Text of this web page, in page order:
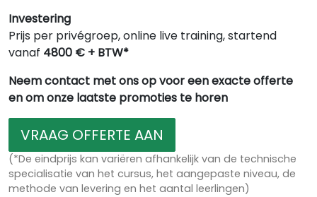
Investering
Prijs per privégroep, online live training, startend
vanaf 4800 € + BTW*
Neem contact met ons op voor een exacte offerte
en om onze laatste promoties te horen
VRAAG OFFERTE AAN
(*De eindprijs kan variëren afhankelijk van de technische
specialisatie van het cursus, het aangepaste niveau, de
methode van levering en het aantal leerlingen)